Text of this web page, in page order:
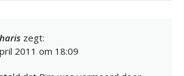
zegt:
2011 om 18:09